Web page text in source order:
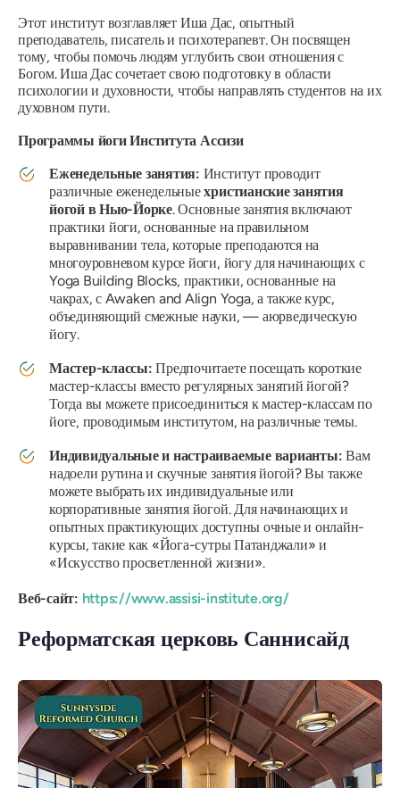
Этот институт возглавляет Иша Дас, опытный
преподаватель, писатель и психотерапевт. Он посвящен
тому, чтобы помочь людям углубить свои отношения с
Богом. Иша Дас сочетает свою подготовку в области
психологии и духовности, чтобы направлять студентов на их
духовном пути.
Программы йоги Института Ассизи
Еженедельные занятия: Институт проводит
различные еженедельныехристианские занятия
йогой в Нью-Йорке. Основные занятия включают
практики йоги, основанные на правильном
выравнивании тела, которые преподаются на
многоуровневом курсе йоги, йогу для начинающих с
Yoga Building Blocks, практики, основанные на
чакрах, с Awaken and Align Yoga, а также курс,
объединяющий смежные науки, — аюрведическую
йогу.
Мастер-классы:Предпочитаете посещать короткие
мастер-классы вместо регулярных занятий йогой?
Тогда вы можете присоединиться к мастер-классам по
йоге, проводимым институтом, на различные темы.
Индивидуальные и настраиваемые варианты:Вам
надоели рутина и скучные занятия йогой?Вы также
можете выбрать их индивидуальные или
корпоративные занятия йогой. Для начинающих и
опытных практикующих доступны очные и онлайн-
курсы, такие как «Йога-сутры Патанджали» и
«Искусство просветленной жизни».
Веб-сайт: https://www.assisi-institute.org/
Реформатская церковь Саннисайд